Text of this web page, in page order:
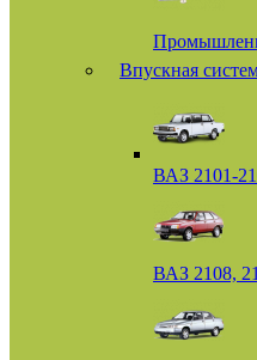
Впускная
ВАЗ 2101-
ВАЗ 2108,